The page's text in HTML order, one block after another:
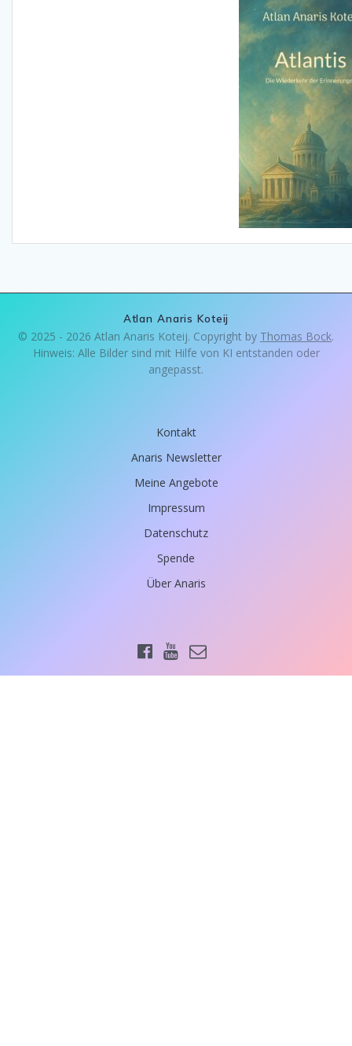
Atlan Anaris Koteij
© 2025 - 2026 Atlan Anaris Koteij. Copyright by Thomas Bock.
Hinweis: Alle Bilder sind mit Hilfe von KI entstanden oder
angepasst.
Kontakt
Anaris Newsletter
Meine Angebote
Impressum
Datenschutz
Spende
Über Anaris